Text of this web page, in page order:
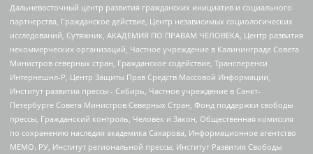
Дальневосточный центр развития гражданских инициатив и социального
партнерства, Гражданское действие, Центр независимых социологических
исследований, Сутяжник, АКАДЕМИЯ ПО ПРАВАМ ЧЕЛОВЕКА, Центр развития
некоммерческих организаций, Частное учреждение в Калининграде Совета
Министров северных стран, Гражданское содействие, Трансперенси
Интернешнл-Р, Центр Защиты Прав Средств Массовой Информации,
Институт развития прессы - Сибирь, Частное учреждение в Санкт-
Петербурге Совета Министров Северных Стран, Фонд поддержки свободы
прессы, Гражданский контроль, Человек и Закон, Общественная комиссия
по сохранению наследия академика Сахарова, Информационное агентство
МЕМО. РУ, Институт региональной прессы, Институт Развития Свободы